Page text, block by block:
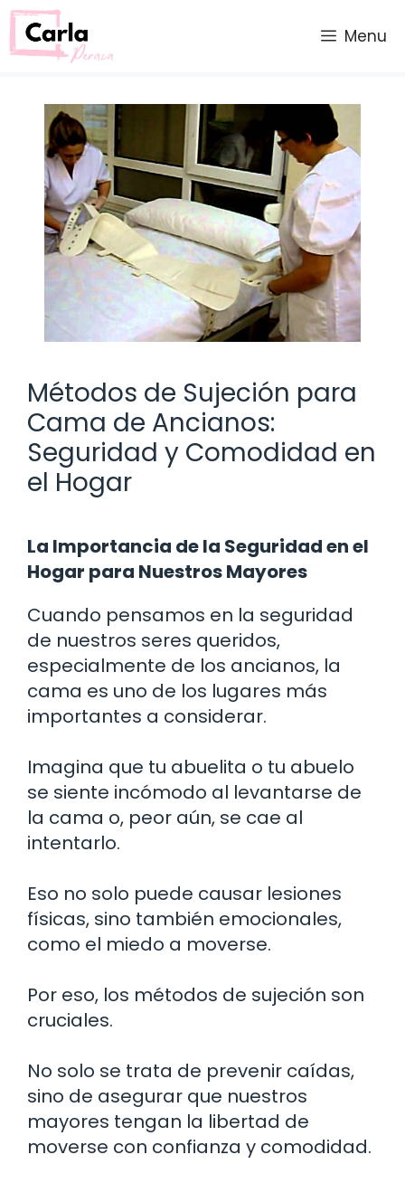
Saltar
al
contenido
Menu
Métodos de Sujeción para
Cama de Ancianos:
Seguridad y Comodidad en
el Hogar
La Importancia de la Seguridad en el
Hogar para Nuestros Mayores
Cuando pensamos en la seguridad
de nuestros seres queridos,
especialmente de los ancianos, la
cama es uno de los lugares más
importantes a considerar.
Imagina que tu abuelita o tu abuelo
se siente incómodo al levantarse de
la cama o, peor aún, se cae al
intentarlo.
Eso no solo puede causar lesiones
físicas, sino también emocionales,
como el miedo a moverse.
Por eso, los métodos de sujeción son
cruciales.
No solo se trata de prevenir caídas,
sino de asegurar que nuestros
mayores tengan la libertad de
moverse con confianza y comodidad.